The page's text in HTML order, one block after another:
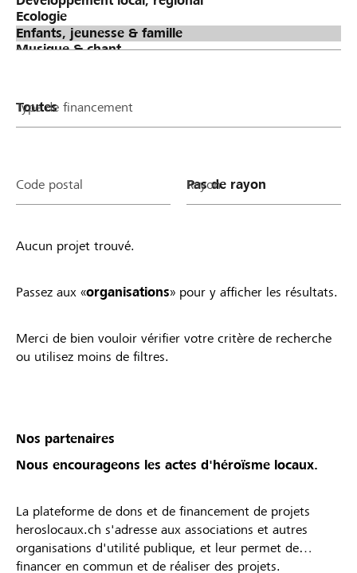
Type de financement
Code postal Rayon
Aucun projet trouvé.
Passez aux «organisations» pour y afficher les résultats.
Merci de bien vouloir vérifier votre critère de recherche
ou utilisez moins de filtres.
Nos partenaires
Nous encourageons les actes d'héroïsme locaux.
La plateforme de dons et de financement de projets
heroslocaux.ch s'adresse aux associations et autres
organisations d'utilité publique, et leur permet de
financer en commun et de réaliser des projets.